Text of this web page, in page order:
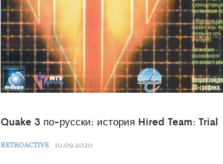
Quake 3 по-русски: история Hired Team: Trial
RETROACTIVE 10.09.2020